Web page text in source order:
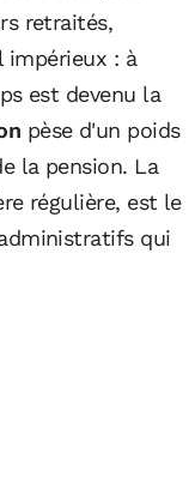
retraités,
impérieux : à
est devenu la
pèse d'un poids
la pension. La
régulière, est le
qui